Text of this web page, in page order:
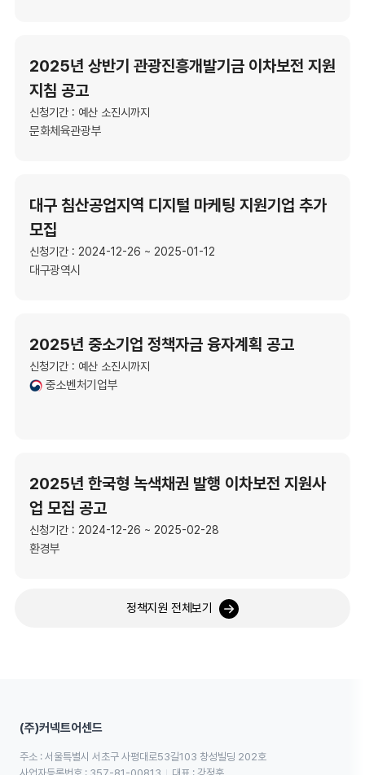
2025년 상반기 관광진흥개발기금 이차보전 지원
지침 공고
신청기간 : 예산 소진시까지
문화체육관광부
대구 침산공업지역 디지털 마케팅 지원기업 추가
모집
신청기간 : 2024-12-26 ~ 2025-01-12
대구광역시
2025년 중소기업 정책자금 융자계획 공고
신청기간 : 예산 소진시까지
중소벤처기업부
2025년 한국형 녹색채권 발행 이차보전 지원사
업 모집 공고
신청기간 : 2024-12-26 ~ 2025-02-28
환경부
정책지원 전체보기
(주)커넥트어센드
주소 : 서울특별시 서초구 사평대로53길103 창성빌딩 202호